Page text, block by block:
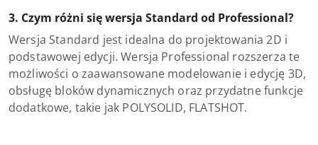
3. Czym różni się wersja Standard od Professional?
Wersja Standard jest idealna do projektowania 2D i
podstawowej edycji. Wersja Professional rozszerza te
możliwości o zaawansowane modelowanie i edycję 3D,
obsługę bloków dynamicznych oraz przydatne funkcje
dodatkowe, takie jak POLYSOLID, FLATSHOT.